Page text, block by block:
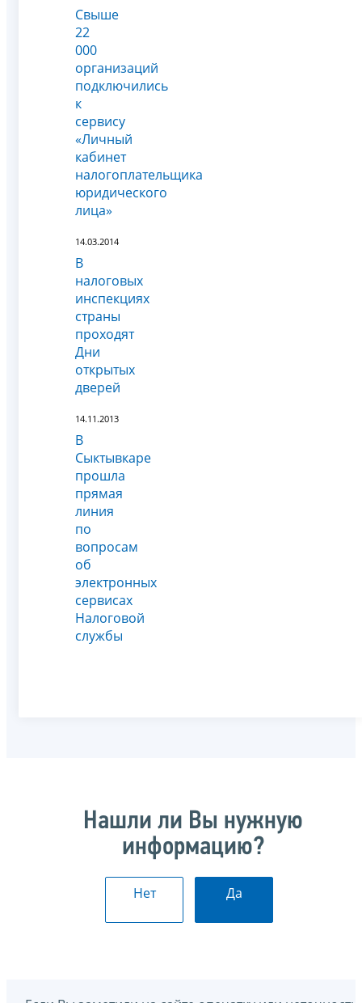
Свыше
22
000
организаций
подключились
к
сервису
«Личный
кабинет
налогоплательщика
юридического
лица»
14.03.2014
В
налоговых
инспекциях
страны
проходят
Дни
открытых
дверей
14.11.2013
В
Сыктывкаре
прошла
прямая
линия
по
вопросам
об
электронных
сервисах
Налоговой
службы
Нашли ли Вы нужную
информацию?
Нет Да